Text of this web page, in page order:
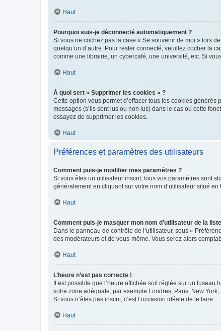
Haut
Pourquoi suis-je déconnecté automatiquement ?
Si vous ne cochez pas la case « Se souvenir de moi » lors
quelqu’un d’autre. Pour rester connecté, veuillez cocher la
comme une librairie, un cybercafé, une université, etc. Si
Haut
À quoi sert « Supprimer les cookies » ?
Cette option vous permet d’effacer tous les cookies
messages (s’ils sont lus ou non lus) dans le cas où cette
essayez de supprimer les cookies.
Haut
Préférences et paramètres des utilisateurs
Comment puis-je modifier mes paramètres ?
Si vous êtes un utilisateur inscrit, tous vos paramètres sont
généralement en cliquant sur votre nom d’utilisateur situé
Haut
Comment puis-je masquer mon nom d’utilisateur de la
Dans le panneau de contrôle de l’utilisateur, sous «
des modérateurs et de vous-même. Vous serez alors
Haut
L’heure n’est pas correcte !
Il est possible que l’heure affichée soit réglée sur un
votre zone adéquate, par exemple Londres, Paris, New
Si vous n’êtes pas inscrit, c’est l’occasion idéale de le faire.
Haut